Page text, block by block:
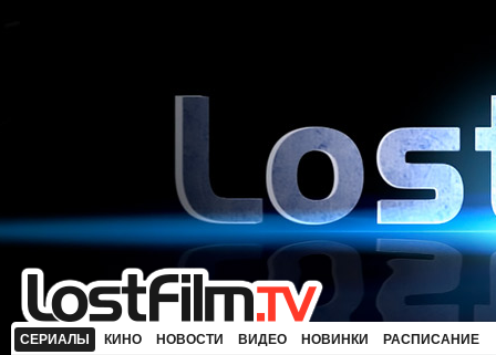
СЕРИАЛЫ КИНО НОВОСТИ ВИДЕО НОВИНКИ РАСПИСАНИЕ